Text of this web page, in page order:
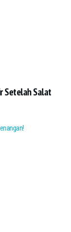
Setelah Salat